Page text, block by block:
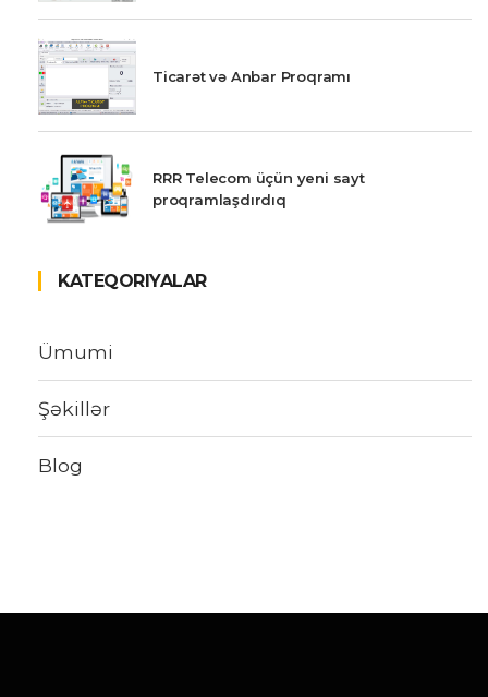
Ticarət və Anbar Proqramı
RRR Telecom üçün yeni sayt
proqramlaşdırdıq
KATEQORIYALAR
Ümumi
Şəkillər
Blog